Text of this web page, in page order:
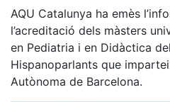
AQU Catalunya ha emès
l’acreditació dels màsters
en Pediatria i en Didàctica
Hispanoparlants que
Autònoma de Barcelona.